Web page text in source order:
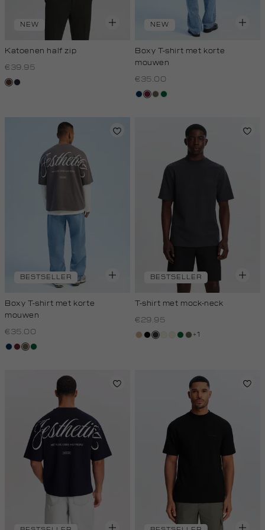
NEW
Katoenen half zip
€39.95
donkerbruin
blauw,
NEW
Boxy T-shirt met korte
mouwen
€35.00
donkerblauw
bordeaux
lichtbruin
donkergroen
BESTSELLER
Boxy T-shirt met korte
mouwen
€35.00
donkerblauw
bordeaux
lichtbruin
donkergroen
BESTSELLER
T-shirt met mock-neck
€29.95
tanzwart
grijs,
kit,donkergroen
lichtbruin
+1